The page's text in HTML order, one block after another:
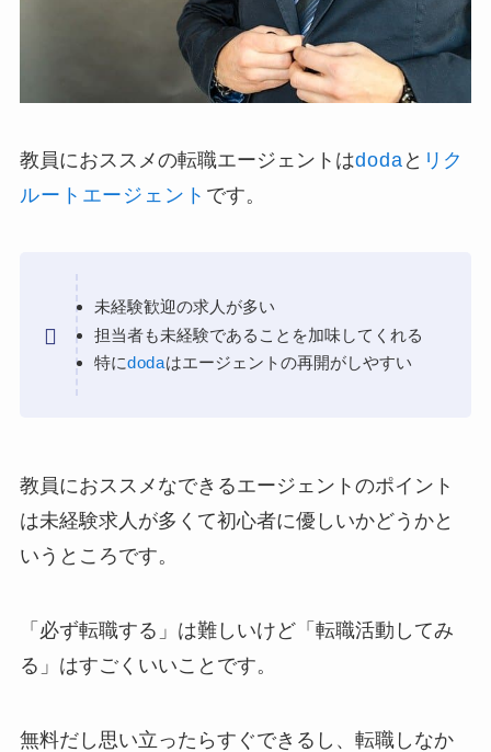
教員におススメの転職エージェントはdoda と リク
ルートエージェント です。
未経験歓迎の求人が多い
担当者も未経験であることを加味してくれる
特にdodaはエージェントの再開がしやすい
教員におススメなできるエージェントのポイント
は未経験求人が多くて初心者に優しいかどうかと
いうところです。
「必ず転職する」は難しいけど「転職活動してみ
る」はすごくいいことです。
無料だし思い立ったらすぐできるし、転職しなか